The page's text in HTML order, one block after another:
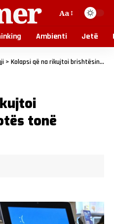
Aa
Ambienti Jetë
> Kolapsi që na rikujtoi brishtësinë e botës tonë dixhitale
tonë